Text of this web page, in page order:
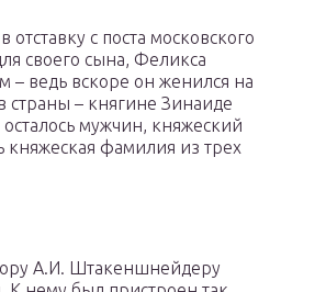
с поста московского
своего сына, Феликса
– ведь вскоре он женился на
страны – княгине Зинаиде
мужчин, княжеский
княжеская фамилия из трех
А.И. Штакеншнейдеру